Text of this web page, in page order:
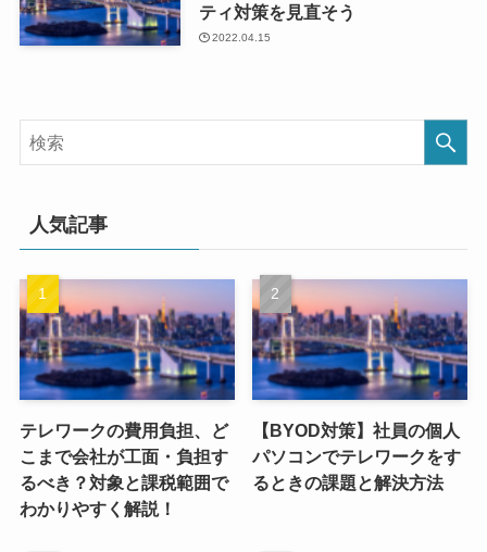
ティ対策を見直そう
2022.04.15
人気記事
テレワークの費用負担、ど
こまで会社が工面・負担す
るべき？対象と課税範囲で
わかりやすく解説！
【BYOD対策】社員の個人
パソコンでテレワークをす
るときの課題と解決方法